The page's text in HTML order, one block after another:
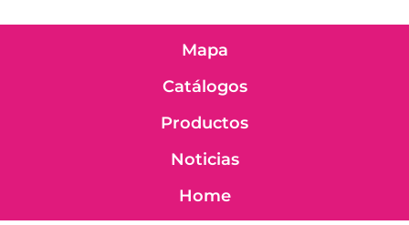
Mapa
Catálogos
Productos
Noticias
Home